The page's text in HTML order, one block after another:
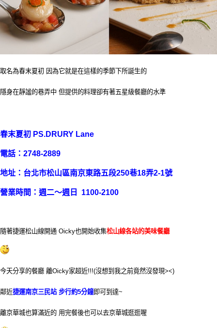
取名為春末夏初 因為它就是在這樣的季節下所誕生的
隱身在靜謐的巷弄中 但提供的料理卻有著五星級餐廳的水準
春末夏初 PS.DRURY Lane
電話：2748-2889
地址：台北市松山區南京東路五段250巷18弄2-1號
營業時間：週二～週日 1100-2100
隨著捷運松山線開通 Oicky也開始收集松山線各站的美味餐廳
今天分享的餐廳 離Oicky家超近!!!(沒想到我之前竟然沒發現><)
鄰近捷運南京三民站 步行約5分鐘即可到達~
離京華城也算滿近的 用完餐後也可以去京華城逛逛喔